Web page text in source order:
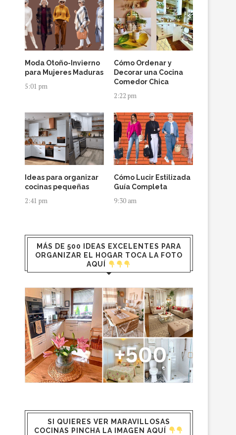
Moda Otoño-Invierno
para Mujeres Maduras
5:01 pm
Cómo Ordenar y
Decorar una Cocina
Comedor Chica
2:22 pm
Ideas para organizar
cocinas pequeñas
2:41 pm
Cómo Lucir Estilizada
Guía Completa
9:30 am
MÁS DE 500 IDEAS EXCELENTES PARA
ORGANIZAR EL HOGAR TOCA LA FOTO
AQUÍ
SI QUIERES VER MARAVILLOSAS
COCINAS PINCHA LA IMAGEN AQUÍ